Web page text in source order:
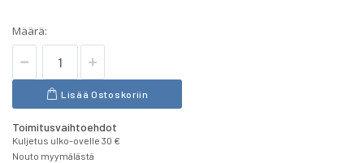
Määrä:
Lisää Ostoskoriin
Toimitusvaihtoehdot
Kuljetus ulko-ovelle 30 €
Nouto myymälästä